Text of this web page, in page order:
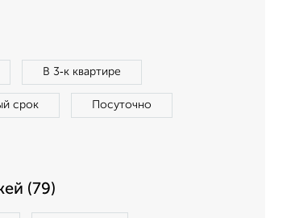
В 3‑к квартире
срок Посуточно
(79)